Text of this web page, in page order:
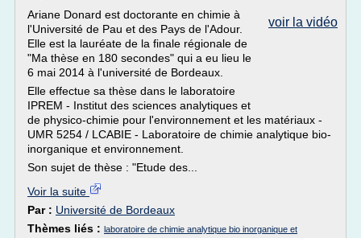
voir la vidéo
Ariane Donard est doctorante en chimie à
l'Université de Pau et des Pays de l'Adour.
Elle est la lauréate de la finale régionale de
"Ma thèse en 180 secondes" qui a eu lieu le
6 mai 2014 à l'université de Bordeaux.
Elle effectue sa thèse dans le laboratoire
IPREM - Institut des sciences analytiques et
de physico-chimie pour l'environnement et les matériaux -
UMR 5254 / LCABIE - Laboratoire de chimie analytique bio-
inorganique et environnement.
Son sujet de thèse : "Etude des...
Voir la suite
Par : Université de Bordeaux
Thèmes liés : laboratoire de chimie analytique bio inorganique et